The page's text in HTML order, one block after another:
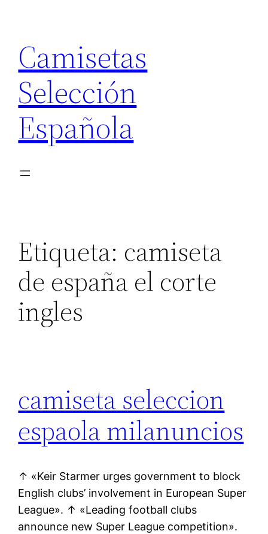
contenido
Camisetas
Selección
Española
Etiqueta: camiseta
de españa el corte
ingles
camiseta seleccion
espaola milanuncios
↑ «Keir Starmer urges government to block
English clubs’ involvement in European Super
League». ↑ «Leading football clubs
announce new Super League competition».